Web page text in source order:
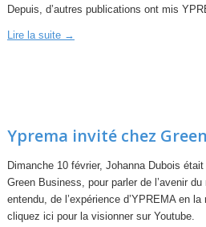
Depuis, d’autres publications ont mis
Lire la suite →
Yprema invité chez
Dimanche 10 février, Johanna Dubois
Green Business, pour parler de l’avenir
entendu, de l’expérience d’YPREMA en
cliquez ici pour la visionner sur Youtube.